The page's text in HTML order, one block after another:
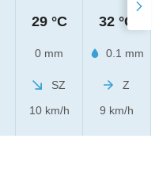
29 °C
0 mm
SZ
10 km/h
32 °C
0.1 mm
Z
9 km/h